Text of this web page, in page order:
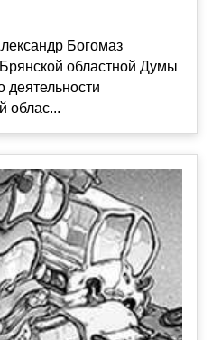
Богомаз
областной Думы
облас...